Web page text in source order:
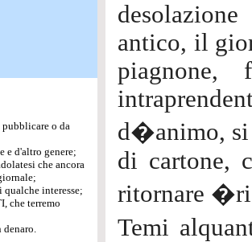
o da
e d'altro genere;
che ancora
interesse;
che terremo
antico, il
piagnone,
d�animo, si
di cartone,
ritornare
Temi